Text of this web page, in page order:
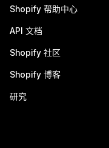
Shopify 帮助中心
API 文档
Shopify 社区
Shopify 博客
研究